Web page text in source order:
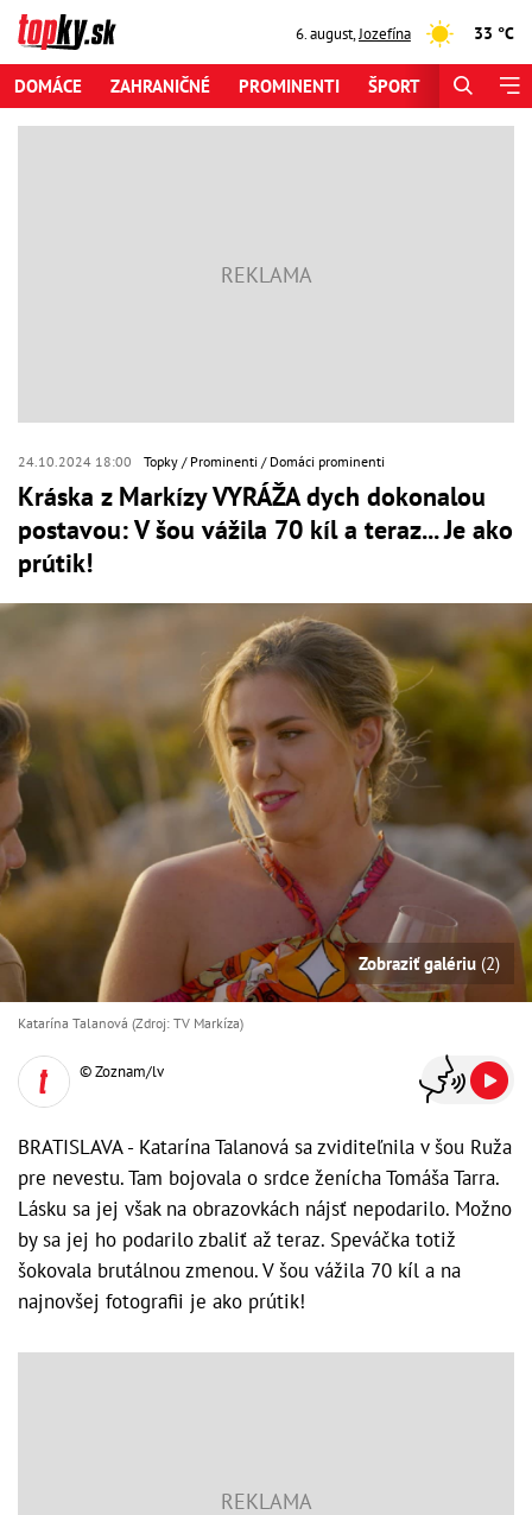
6. august,Jozefína 33 °C
DOMÁCE ZAHRANIČNÉ PROMINENTI ŠPORT
24.10.2024 18:00 Topky Prominenti Domáci prominenti
Kráska z Markízy VYRÁŽA dych dokonalou
postavou: V šou vážila 70 kíl a teraz... Je ako
prútik!
Zobraziť galériu (2)
Katarína Talanová (Zdroj: TV Markíza)
© Zoznam/lv
BRATISLAVA - Katarína Talanová sa zviditeľnila v šou Ruža
pre nevestu. Tam bojovala o srdce ženícha Tomáša Tarra.
Lásku sa jej však na obrazovkách nájsť nepodarilo. Možno
by sa jej ho podarilo zbaliť až teraz. Speváčka totiž
šokovala brutálnou zmenou. V šou vážila 70 kíl a na
najnovšej fotografii je ako prútik!